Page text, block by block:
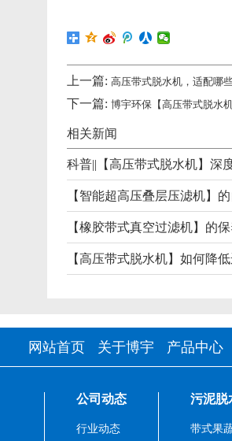
上一篇: 高压带式脱水机，适配哪
下一篇: 博宇环保【高压带式脱水
相关新闻
【橡胶带式真空过滤机】的
【高压带式脱水机】如何降
网站首页 关于博宇 产品中心
公司动态
行业动态
污泥脱
带式果